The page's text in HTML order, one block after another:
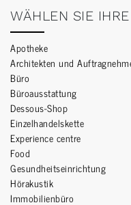
WÄHLEN SIE
Apotheke
Architekten und
Büro
Büroausstattung
Dessous-Shop
Einzelhandelskette
Experience centre
Food
Gesundheitseinrichtung
Hörakustik
Immobilienbüro